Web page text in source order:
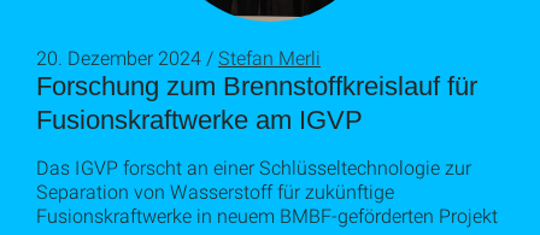
Forschung zum Brennstoffkreislauf für
Fusionskraftwerke am IGVP
20. Dezember 2024 /Stefan Merli
Das IGVP forscht an einer Schlüsseltechnologie zur
Separation von Wasserstoff für zukünftige
Fusionskraftwerke in neuem BMBF-geförderten Projekt